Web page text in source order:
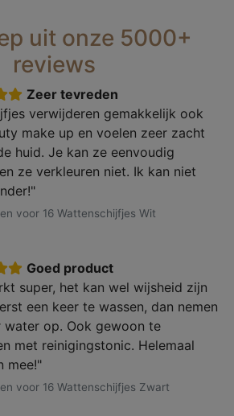
uit onze 5000+
reviews
Zeer tevreden
verwijderen gemakkelijk ook
make up en voelen zeer zacht
huid. Je kan ze eenvoudig
ze verkleuren niet. Ik kan niet
voor 16 Wattenschijfjes Wit
Goed product
super, het kan wel wijsheid zijn
een keer te wassen, dan nemen
water op. Ook gewoon te
met reinigingstonic. Helemaal
mee!"
voor 16 Wattenschijfjes Zwart